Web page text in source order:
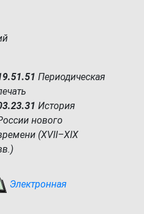
Периодическая
История
нового
(XVII–XIX
Электронная